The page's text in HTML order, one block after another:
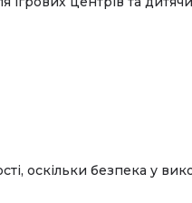
оскільки безпека у